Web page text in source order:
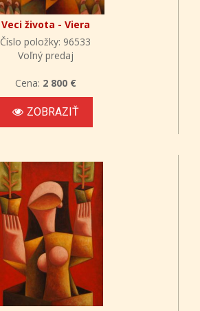
Veci života - Viera
Číslo položky: 96533
Voľný predaj
Cena: 2 800 €
ZOBRAZIŤ